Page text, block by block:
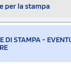
per la stampa
DI STAMPA -